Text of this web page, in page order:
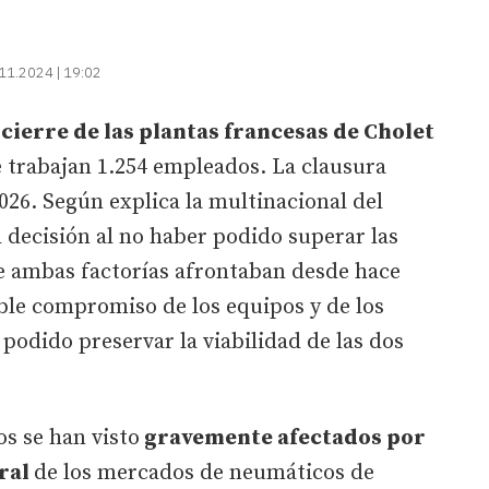
| 19:02
cierre de las plantas francesas de Cholet
1.254 empleados. La clausura
Según explica la multinacional del
al no haber podido superar las
ambas factorías afrontaban desde hace
compromiso de los equipos y de los
preservar la viabilidad de las dos
se han visto gravemente afectados por
de los mercados de neumáticos de